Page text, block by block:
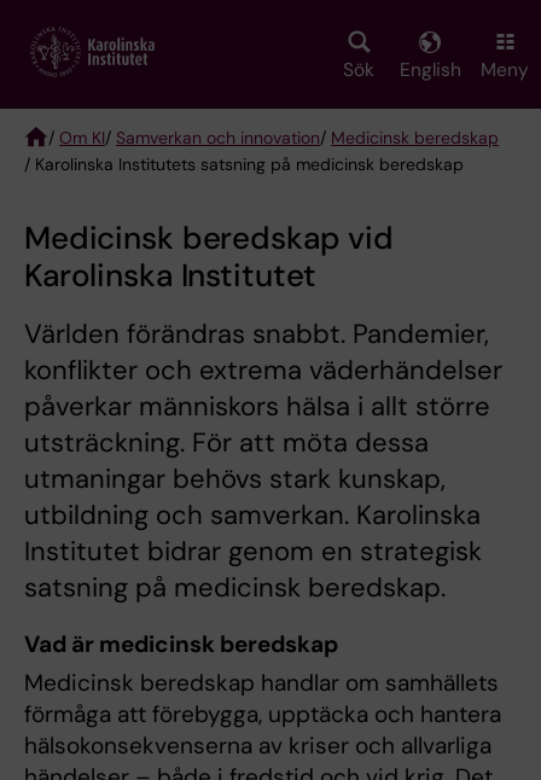
main
Sök English Meny
Breadcrumb
/ Om KI/ Samverkan och innovation/ Medicinsk beredskap
/ Karolinska Institutets satsning på medicinsk beredskap
Medicinsk beredskap vid
Karolinska Institutet
Världen förändras snabbt. Pandemier,
konflikter och extrema väderhändelser
påverkar människors hälsa i allt större
utsträckning. För att möta dessa
utmaningar behövs stark kunskap,
utbildning och samverkan. Karolinska
Institutet bidrar genom en strategisk
satsning på medicinsk beredskap.
Vad är medicinsk beredskap
Medicinsk beredskap handlar om samhällets
förmåga att förebygga, upptäcka och hantera
hälsokonsekvenserna av kriser och allvarliga